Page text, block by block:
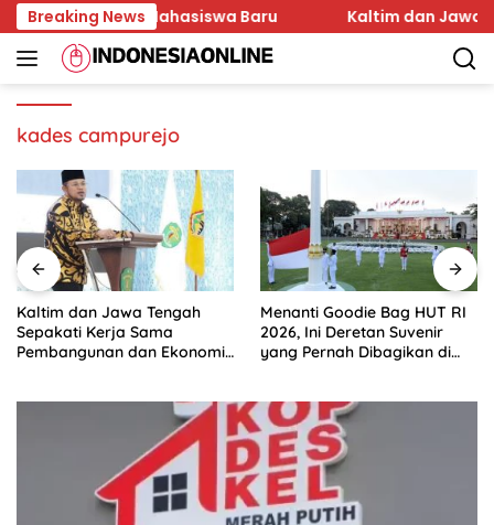
Skip
to
content
Breaking News
Karakter Mahasiswa Baru Kaltim dan Jawa
kades campurejo
Kaltim dan Jawa Tengah
Sepakati Kerja Sama
Pembangunan dan Ekonomi
Menanti Goodie Bag HUT RI
2026, Ini Deretan Suvenir
yang Pernah Dibagikan di